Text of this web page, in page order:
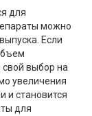
для
можно
Если
выбор на
увеличения
и становится
для